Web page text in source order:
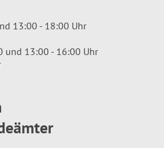
13:00 - 18:00 Uhr
und 13:00 - 16:00 Uhr